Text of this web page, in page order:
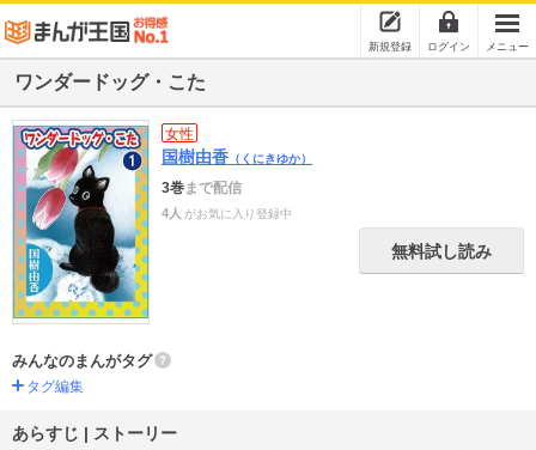
新規登録 ログイン メニュー
ワンダードッグ・こた
女性
国樹由香 （くにきゆか）
3巻まで配信
4人 がお気に入り登録中
無料試し読み
みんなのまんがタグ
タグ編集
あらすじ | ストーリー